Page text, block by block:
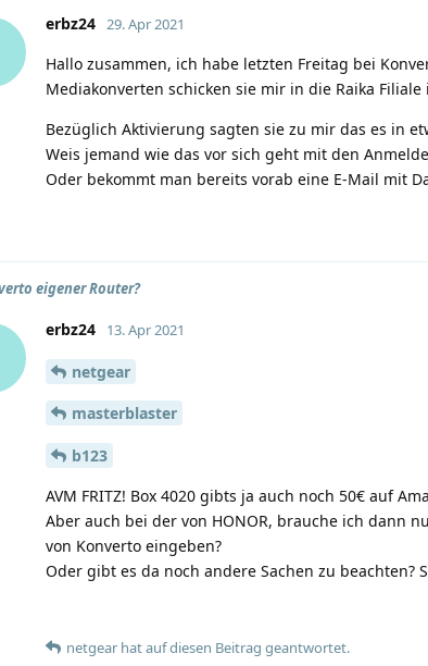
erbz24 29. Apr 2021
Hallo zusammen, ich habe letzten Freitag bei
Mediakonverten schicken sie mir in die Raika Filiale
Bezüglich Aktivierung sagten sie zu mir das es in
Weis jemand wie das vor sich geht mit den
Oder bekommt man bereits vorab eine E-Mail mit
eigener Router?
erbz24 13. Apr 2021
netgear
masterblaster
b123
AVM FRITZ! Box 4020 gibts ja auch noch 50€ auf
Aber auch bei der von HONOR, brauche ich dann
von Konverto eingeben?
Oder gibt es da noch andere Sachen zu
netgear hatauf diesen Beitrag geantwortet.